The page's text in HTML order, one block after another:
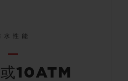
水性能
10ATM